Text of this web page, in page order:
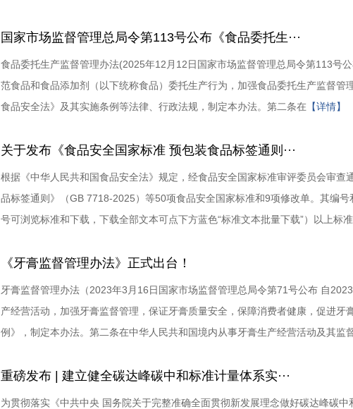
国家市场监督管理总局令第113号公布《食品委托生···
食品委托生产监督管理办法(2025年12月12日国家市场监督管理总局令第113号
范食品和食品添加剂（以下统称食品）委托生产行为，加强食品委托生产监督管
食品安全法》及其实施条例等法律、行政法规，制定本办法。第二条在 【详情】
关于发布《食品安全国家标准 预包装食品标签通则···
根据《中华人民共和国食品安全法》规定，经食品安全国家标准审评委员会审查
品标签通则》（GB 7718-2025）等50项食品安全国家标准和9项修改单。其编
号可浏览标准和下载，下载全部文本可点下方蓝色“标准文本批量下载”）以上标
《牙膏监督管理办法》正式出台！
牙膏监督管理办法（2023年3月16日国家市场监督管理总局令第71号公布 自
产经营活动，加强牙膏监督管理，保证牙膏质量安全，保障消费者健康，促进牙
例》，制定本办法。第二条在中华人民共和国境内从事牙膏生产经营活动及其监
重磅发布 | 建立健全碳达峰碳中和标准计量体系实···
为贯彻落实《中共中央 国务院关于完整准确全面贯彻新发展理念做好碳达峰碳